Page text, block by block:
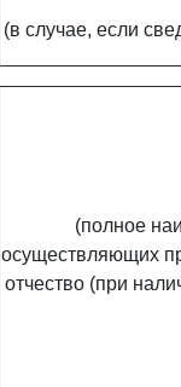
(в случае, если
(полное
осуществляющих
отчество (при